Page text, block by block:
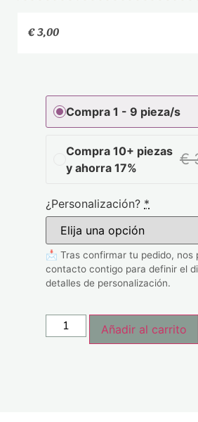
€3,00
Compra 1 - 9 pieza/s
Compra 10+ piezas
y ahorra 17%
€
¿Personalización? *
📩 Tras confirmar tu pedido, nos
contacto contigo para definir el
detalles de personalización.
Añadir al carrito